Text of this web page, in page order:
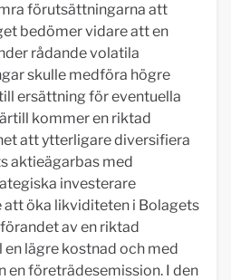
förutsättningarna att
bedömer vidare att en
rådande volatila
skulle medföra högre
ersättning för eventuella
kommer en riktad
att ytterligare diversifiera
aktieägarbas med
investerare
att öka likviditeten i Bolagets
av en riktad
en lägre kostnad och med
en företrädesemission. I den